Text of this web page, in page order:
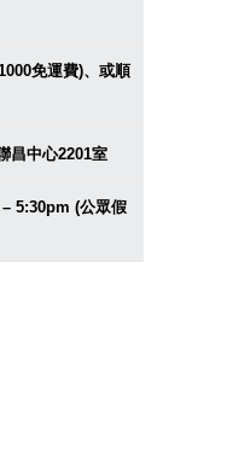
免運費)、或順
昌中心2201室
5:30pm (公眾假